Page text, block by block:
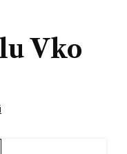
Vko